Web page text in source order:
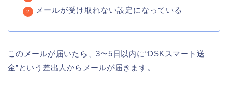
メールが受け取れない設定になっている
このメールが届いたら、3〜5日以内に“DSKスマート送
金”という差出人からメールが届きます。